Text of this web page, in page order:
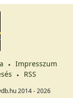
Impresszum
RSS
2014 - 2026